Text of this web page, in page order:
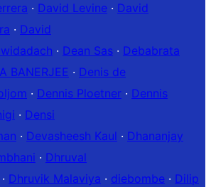
· David Levine · David
· David
· Dean Sas · Debabrata
BANERJEE · Denis de
· Dennis Ploetner · Dennis
· Densi
· Devasheesh Kaul · Dhananjay
· Dhruval
· Dhruvik Malaviya · diebombe · Dilip